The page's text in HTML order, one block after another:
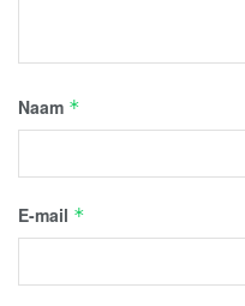
Naam *
E-mail *